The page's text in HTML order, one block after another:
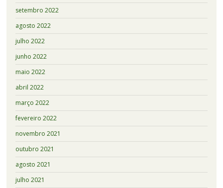
setembro 2022
agosto 2022
julho 2022
junho 2022
maio 2022
abril 2022
março 2022
fevereiro 2022
novembro 2021
outubro 2021
agosto 2021
julho 2021